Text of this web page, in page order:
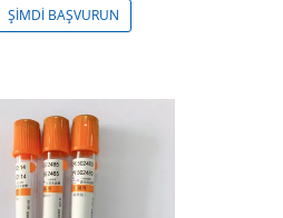
ŞIMDI BAŞVURUN